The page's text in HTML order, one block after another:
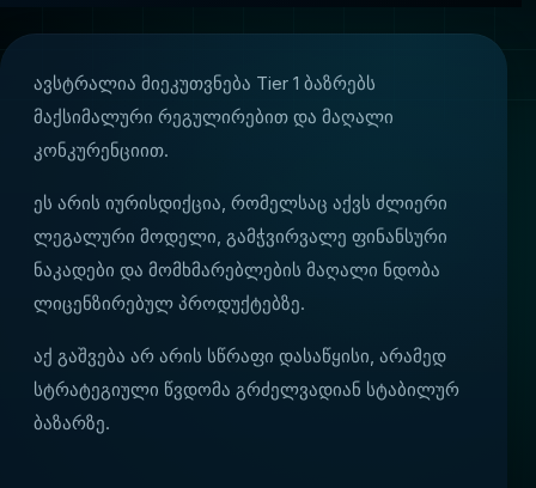
ავსტრალია მიეკუთვნება Tier 1 ბაზრებს
მაქსიმალური რეგულირებით და მაღალი
კონკურენციით.
ეს არის იურისდიქცია, რომელსაც აქვს ძლიერი
ლეგალური მოდელი, გამჭვირვალე ფინანსური
ნაკადები და მომხმარებლების მაღალი ნდობა
ლიცენზირებულ პროდუქტებზე.
აქ გაშვება არ არის სწრაფი დასაწყისი, არამედ
სტრატეგიული წვდომა გრძელვადიან სტაბილურ
ბაზარზე.